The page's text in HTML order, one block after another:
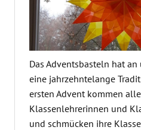
Das Adventsbasteln hat
eine jahrzehntelange
ersten Advent kommen
Klassenlehrerinnen und
und schmücken ihre